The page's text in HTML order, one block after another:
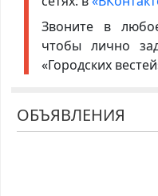
Звоните в
чтобы лично
«Городских
ОБЪЯВЛЕНИЯ